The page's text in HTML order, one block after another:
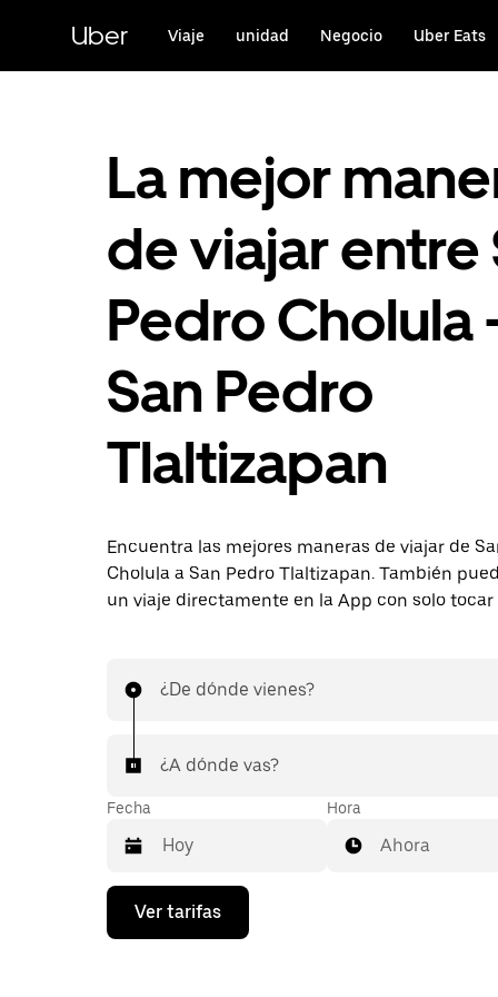
contenido
principal
Uber Viaje unidad Negocio Uber Eats
La mejor
de viajar entre
Pedro Cholula
San Pedro
Tlaltizapan
Encuentra las mejores maneras de viajar de
Cholula a San Pedro Tlaltizapan. También
un viaje directamente en la App con solo
¿De dónde vienes?
¿A dónde vas?
Fecha
Presiona
flecha
Hora
Ahora
Ver tarifas